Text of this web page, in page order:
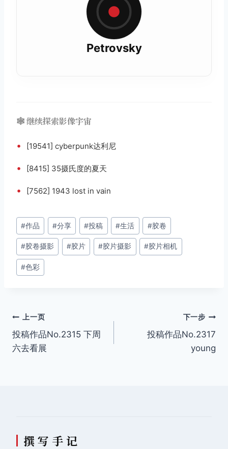
Petrovsky
🕸️ 继续探索影像宇宙
• [19541] cyberpunk达利尼
• [8415] 35摄氏度的夏天
• [7562] 1943 lost in vain
文
章
标
签：
#作品 #分享 #投稿 #生活 #胶卷
#胶卷摄影 #胶片 #胶片摄影 #胶片相机
#色彩
文
章
上一页
投稿作品No.2315 下周
六去看展
下一步
投稿作品No.2317
young
撰 写 手 记